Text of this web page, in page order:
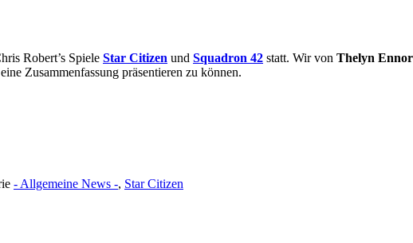
Robert’s Spiele Star Citizen und Squadron 42 statt. Wir von Thelyn Ennor
Zusammenfassung präsentieren zu können.
- Allgemeine News -, Star Citizen